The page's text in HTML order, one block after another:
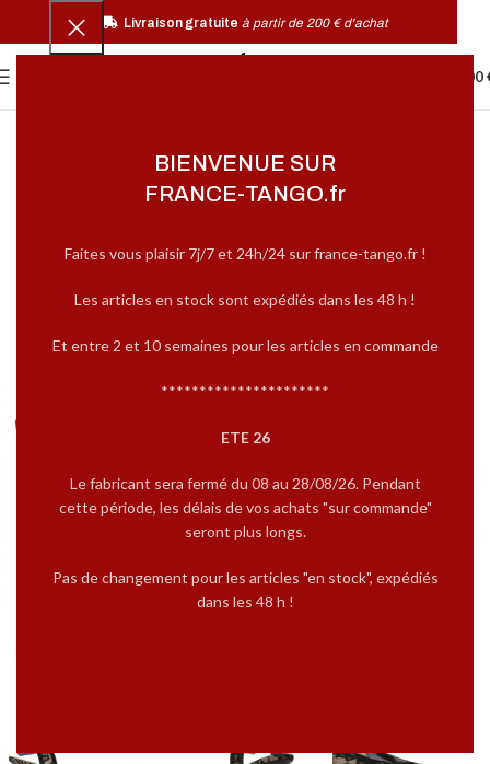
BIENVENUE SUR
FRANCE-TANGO.fr
Faites vous plaisir 7j/7 et 24h/24 sur france-tango.fr !
Les articles en stock sont expédiés dans les 48 h !
Et entre 2 et 10 semaines pour les articles en commande
**********************
ETE 26
Le fabricant sera fermé du 08 au 28/08/26. Pendant
cette période, les délais de vos achats "sur commande"
seront plus longs.
Pas de changement pour les articles "en stock", expédiés
dans les 48 h !
0,00
Livraison gratuite à partir de 200 € d'achat